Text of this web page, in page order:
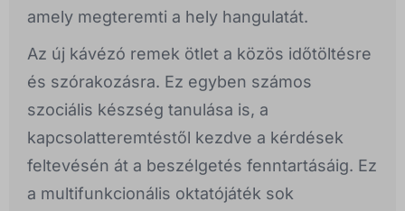
amely megteremti a hely hangulatát.
Az új kávézó remek ötlet a közös időtöltésre
és szórakozásra. Ez egyben számos
szociális készség tanulása is, a
kapcsolatteremtéstől kezdve a kérdések
feltevésén át a beszélgetés fenntartásáig. Ez
a multifunkcionális oktatójáték sok